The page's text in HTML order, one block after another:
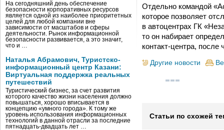
На сегодняшний день обеспечение
безопасности корпоративных ресурсов
является одной из наиболее приоритетных
целей для любой компании вне
зависимости от масштабов и сферы
деятельности. Рынок информационной
безопасности развивается, а это значит,
что и …
Наталья Абрамович, Туристско-
информационный центр Казани:
Виртуальная поддержка реальных
путешествий
Туристический бизнес, за счет развития
которого качество жизни населения должно
повышаться, хорошо вписывается в
концепцию «умного города». К тому же
уровень использования информационных
технологий в данной отрасли за последние
пятнадцать-двадцать лет …
Отдельно командой
которое позволяет
в автоцентрах ГК
то он набирает
контакт-центра, после
Другие новости
Статьи по схожей